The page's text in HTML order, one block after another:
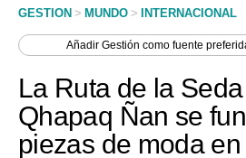
Economía
Mercados
GESTION > MUNDO > INTERNACIONAL
AñadirGestión como fuente
La Ruta de la
Qhapaq Ñan se
piezas de moda